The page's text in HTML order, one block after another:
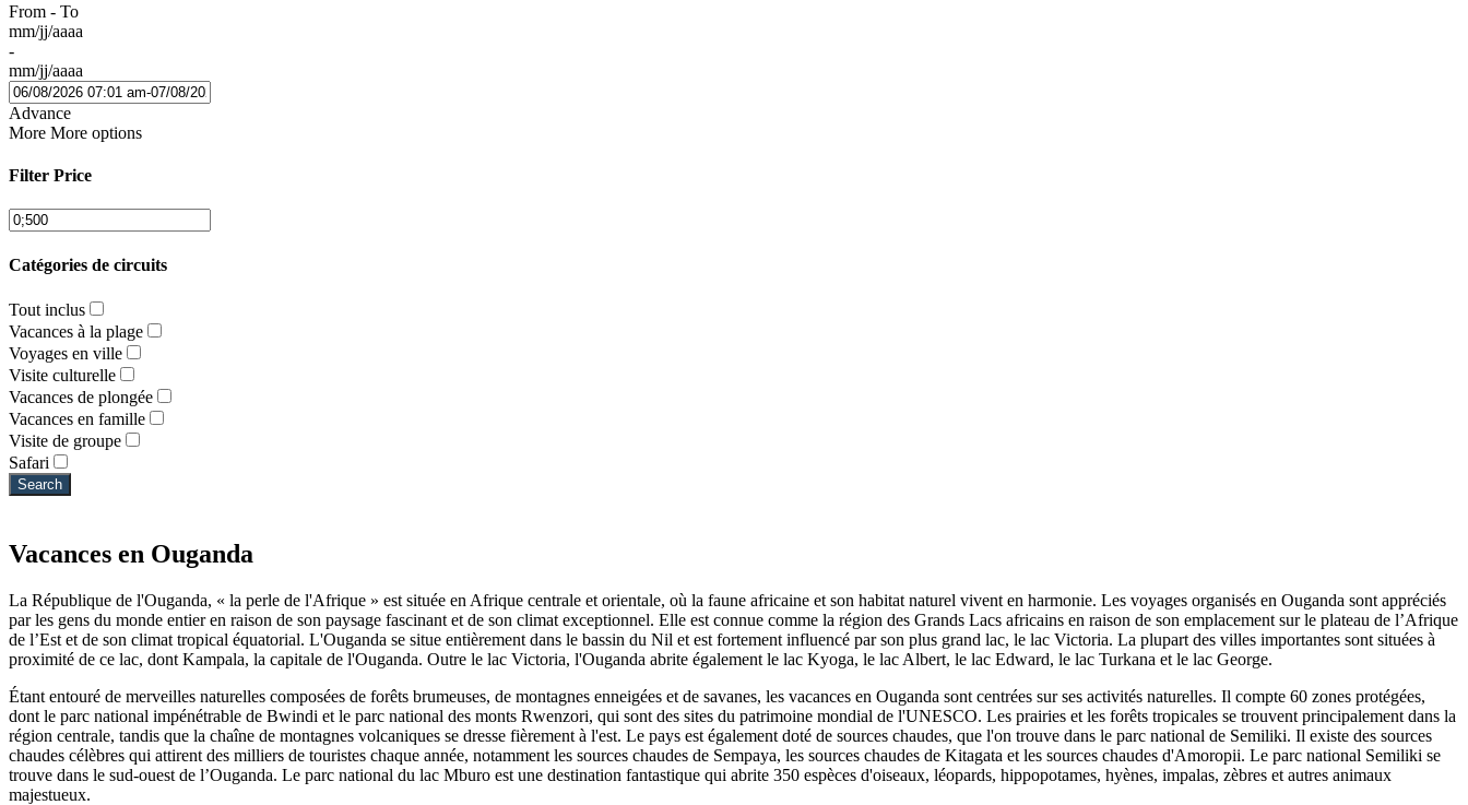
From - To
mm/jj/aaaa
-
mm/jj/aaaa
Advance
More More options
Filter Price
Catégories de circuits
Tout inclus
Vacances à la plage
Voyages en ville
Visite culturelle
Vacances de plongée
Vacances en famille
Visite de groupe
Safari
Search
Vacances en Ouganda
La République de l'Ouganda, « la perle de l'Afrique » est située en Afrique centrale et orientale, où la faune africaine et son habitat naturel vivent en harmonie. Les voyages organisés en Ouganda sont appréciés
par les gens du monde entier en raison de son paysage fascinant et de son climat exceptionnel. Elle est connue comme la région des Grands Lacs africains en raison de son emplacement sur le plateau de l’Afrique
de l’Est et de son climat tropical équatorial. L'Ouganda se situe entièrement dans le bassin du Nil et est fortement influencé par son plus grand lac, le lac Victoria. La plupart des villes importantes sont situées à
proximité de ce lac, dont Kampala, la capitale de l'Ouganda. Outre le lac Victoria, l'Ouganda abrite également le lac Kyoga, le lac Albert, le lac Edward, le lac Turkana et le lac George.
Étant entouré de merveilles naturelles composées de forêts brumeuses, de montagnes enneigées et de savanes, les vacances en Ouganda sont centrées sur ses activités naturelles. Il compte 60 zones protégées,
dont le parc national impénétrable de Bwindi et le parc national des monts Rwenzori, qui sont des sites du patrimoine mondial de l'UNESCO. Les prairies et les forêts tropicales se trouvent principalement dans la
région centrale, tandis que la chaîne de montagnes volcaniques se dresse fièrement à l'est. Le pays est également doté de sources chaudes, que l'on trouve dans le parc national de Semiliki. Il existe des sources
chaudes célèbres qui attirent des milliers de touristes chaque année, notamment les sources chaudes de Sempaya, les sources chaudes de Kitagata et les sources chaudes d'Amoropii. Le parc national Semiliki se
trouve dans le sud-ouest de l’Ouganda. Le parc national du lac Mburo est une destination fantastique qui abrite 350 espèces d'oiseaux, léopards, hippopotames, hyènes, impalas, zèbres et autres animaux
majestueux.